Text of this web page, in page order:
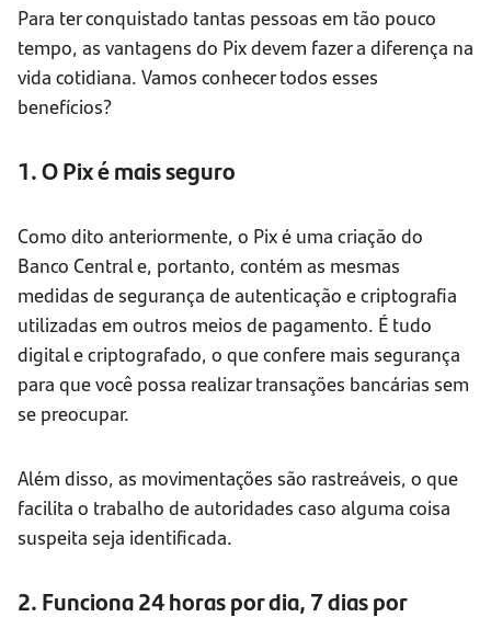
Para ter conquistado tantas pessoas em tão pouco
tempo, as vantagens do Pix devem fazer a diferença na
vida cotidiana. Vamos conhecer todos esses
benefícios?
1. O Pix é mais seguro
Como dito anteriormente, o Pix é uma criação do
Banco Central e, portanto, contém as mesmas
medidas de segurança de autenticação e criptografia
utilizadas em outros meios de pagamento. É tudo
digital e criptografado, o que confere mais segurança
para que você possa realizar transações bancárias sem
se preocupar.
Além disso, as movimentações são rastreáveis, o que
facilita o trabalho de autoridades caso alguma coisa
suspeita seja identificada.
2. Funciona 24 horas por dia, 7 dias por